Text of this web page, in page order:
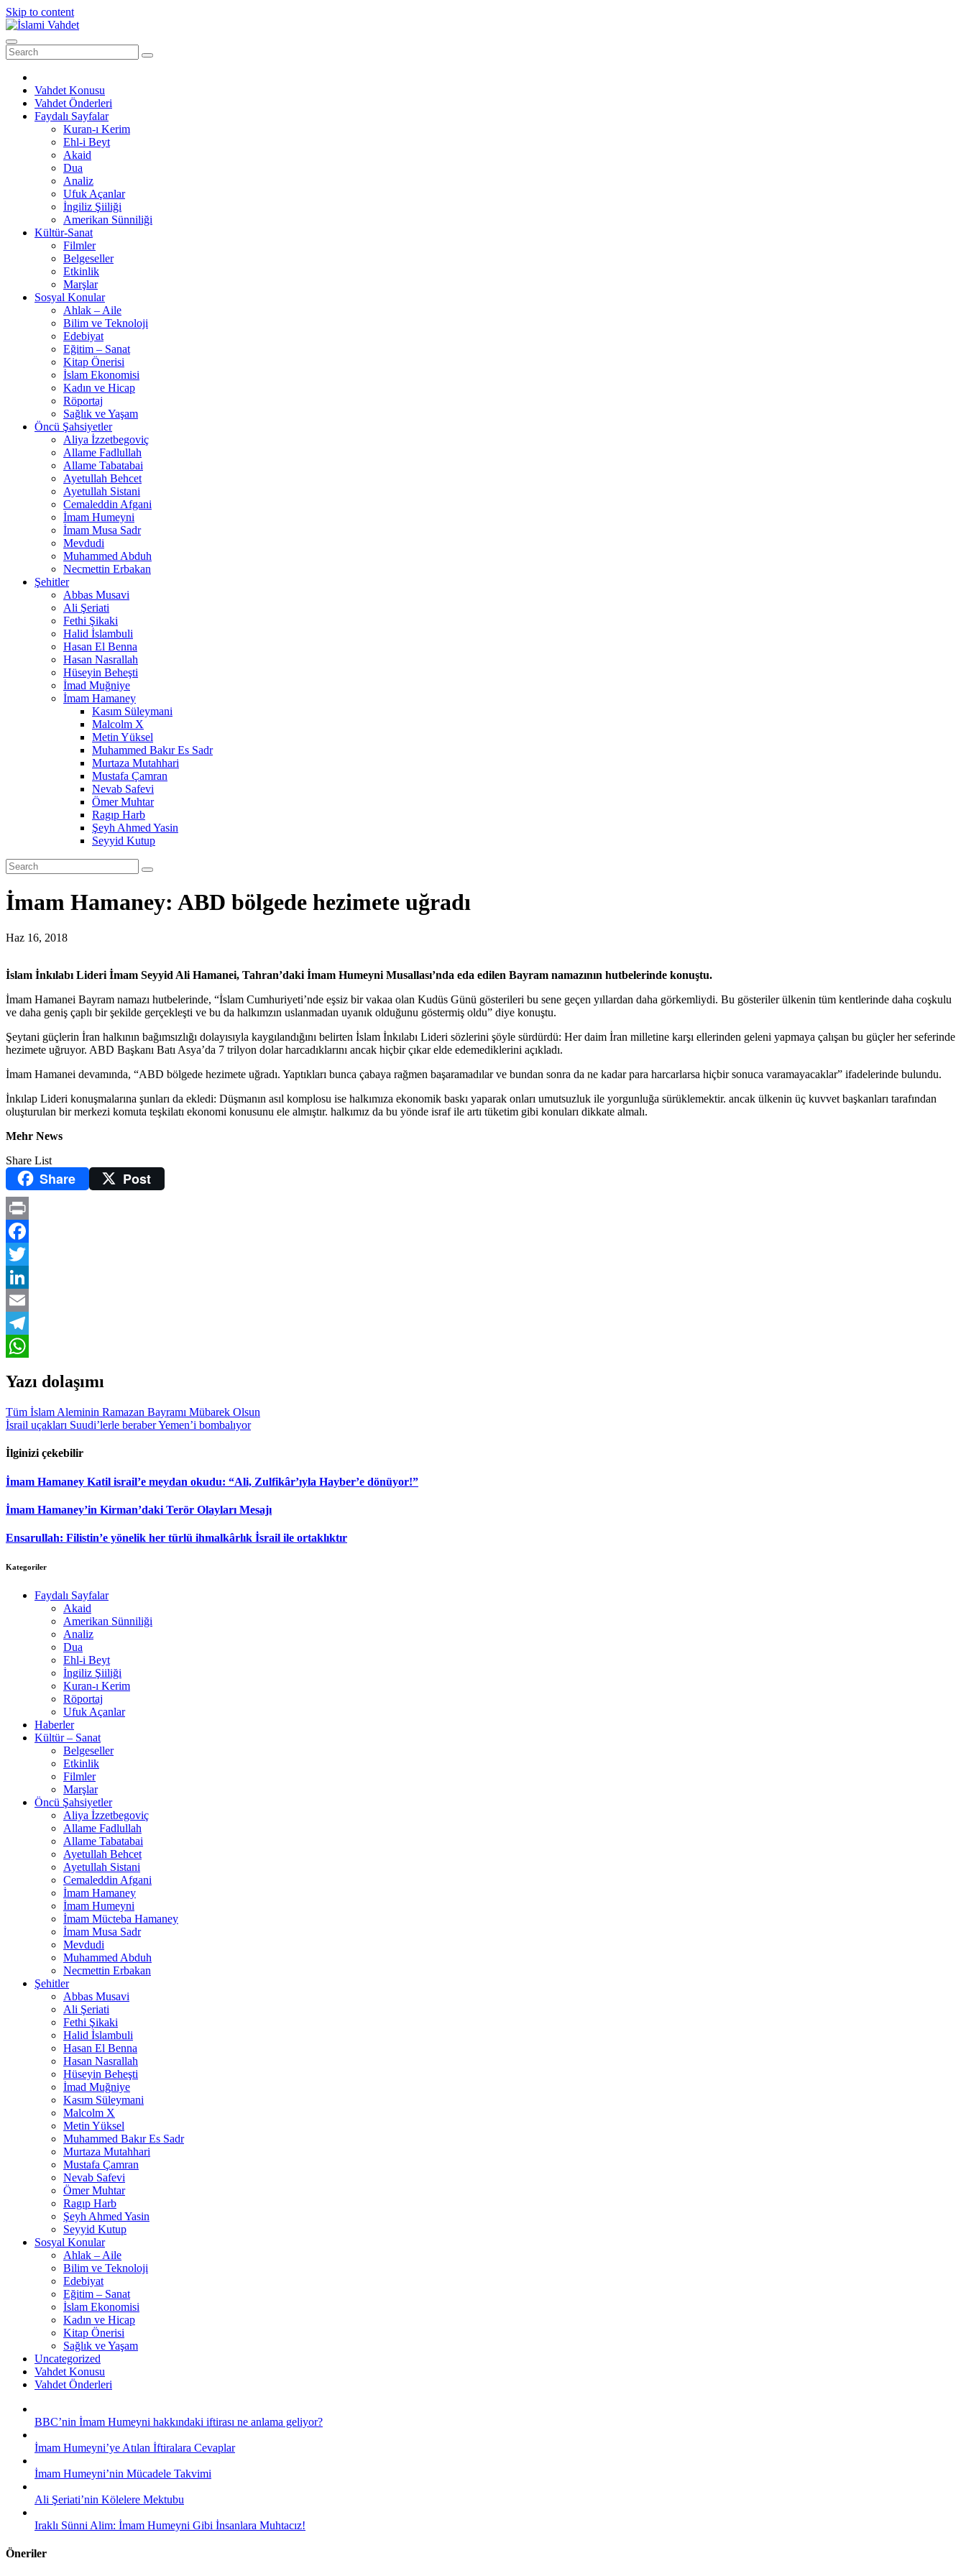
Skip to content
Vahdet Konusu
Vahdet Önderleri
Faydalı Sayfalar
Kuran-ı Kerim
Ehl-i Beyt
Akaid
Dua
Analiz
Ufuk Açanlar
İngiliz Şiiliği
Amerikan Sünniliği
Kültür-Sanat
Filmler
Belgeseller
Etkinlik
Marşlar
Sosyal Konular
Ahlak – Aile
Bilim ve Teknoloji
Edebiyat
Eğitim – Sanat
Kitap Önerisi
İslam Ekonomisi
Kadın ve Hicap
Röportaj
Sağlık ve Yaşam
Öncü Şahsiyetler
Aliya İzzetbegoviç
Allame Fadlullah
Allame Tabatabai
Ayetullah Behcet
Ayetullah Sistani
Cemaleddin Afgani
İmam Humeyni
İmam Musa Sadr
Mevdudi
Muhammed Abduh
Necmettin Erbakan
Şehitler
Abbas Musavi
Ali Şeriati
Fethi Şikaki
Halid İslambuli
Hasan El Benna
Hasan Nasrallah
Hüseyin Beheşti
İmad Muğniye
İmam Hamaney
Kasım Süleymani
Malcolm X
Metin Yüksel
Muhammed Bakır Es Sadr
Murtaza Mutahhari
Mustafa Çamran
Nevab Safevi
Ömer Muhtar
Ragıp Harb
Şeyh Ahmed Yasin
Seyyid Kutup
İmam Hamaney: ABD bölgede hezimete uğradı
Haz 16, 2018
İslam İnkılabı Lideri İmam Seyyid Ali Hamanei, Tahran’daki İmam Humeyni Musallası’nda eda edilen Bayram namazının hutbelerinde konuştu.
İmam Hamanei Bayram namazı hutbelerinde, “İslam Cumhuriyeti’nde eşsiz bir vakaa olan Kudüs Günü gösterileri bu sene geçen yıllardan daha görkemliydi. Bu gösteriler ülkenin tüm kentlerinde daha coşkulu
ve daha geniş çaplı bir şekilde gerçekleşti ve bu da halkımzın uslanmadan uyanık olduğunu göstermiş oldu” diye konuştu.
Şeytani güçlerin İran halkının bağımsızlığı dolayısıyla kaygılandığını belirten İslam İnkılabı Lideri sözlerini şöyle sürdürdü: Her daim İran milletine karşı ellerinden geleni yapmaya çalışan bu güçler her seferinde
hezimete uğruyor. ABD Başkanı Batı Asya’da 7 trilyon dolar harcadıklarını ancak hiçbir çıkar elde edemediklerini açıkladı.
İmam Hamanei devamında, “ABD bölgede hezimete uğradı. Yaptıkları bunca çabaya rağmen başaramadılar ve bundan sonra da ne kadar para harcarlarsa hiçbir sonuca varamayacaklar” ifadelerinde bulundu.
İnkılap Lideri konuşmalarına şunları da ekledi: Düşmanın asıl komplosu ise halkımıza ekonomik baskı yaparak onları umutsuzluk ile yorgunluğa sürüklemektir. ancak ülkenin üç kuvvet başkanları tarafından
oluşturulan bir merkezi komuta teşkilatı ekonomi konusunu ele almıştır. halkımız da bu yönde israf ile artı tüketim gibi konuları dikkate almalı.
Mehr News
Share List
Share Post
Print
Facebook
Twitter
LinkedIn
Email
Telegram
Yazı dolaşımı
Tüm İslam Aleminin Ramazan Bayramı Mübarek Olsun
İsrail uçakları Suudi’lerle beraber Yemen’i bombalıyor
İlginizi çekebilir
İmam Hamaney Katil israil’e meydan okudu: “Ali, Zulfikâr’ıyla Hayber’e dönüyor!”
İmam Hamaney’in Kirman’daki Terör Olayları Mesajı
Ensarullah: Filistin’e yönelik her türlü ihmalkârlık İsrail ile ortaklıktır
Kategoriler
Faydalı Sayfalar
Akaid
Amerikan Sünniliği
Analiz
Dua
Ehl-i Beyt
İngiliz Şiiliği
Kuran-ı Kerim
Röportaj
Ufuk Açanlar
Haberler
Kültür – Sanat
Belgeseller
Etkinlik
Filmler
Marşlar
Öncü Şahsiyetler
Aliya İzzetbegoviç
Allame Fadlullah
Allame Tabatabai
Ayetullah Behcet
Ayetullah Sistani
Cemaleddin Afgani
İmam Hamaney
İmam Humeyni
İmam Mücteba Hamaney
İmam Musa Sadr
Mevdudi
Muhammed Abduh
Necmettin Erbakan
Şehitler
Abbas Musavi
Ali Şeriati
Fethi Şikaki
Halid İslambuli
Hasan El Benna
Hasan Nasrallah
Hüseyin Beheşti
İmad Muğniye
Kasım Süleymani
Malcolm X
Metin Yüksel
Muhammed Bakır Es Sadr
Murtaza Mutahhari
Mustafa Çamran
Nevab Safevi
Ömer Muhtar
Ragıp Harb
Şeyh Ahmed Yasin
Seyyid Kutup
Sosyal Konular
Ahlak – Aile
Bilim ve Teknoloji
Edebiyat
Eğitim – Sanat
İslam Ekonomisi
Kadın ve Hicap
Kitap Önerisi
Sağlık ve Yaşam
Uncategorized
Vahdet Konusu
Vahdet Önderleri
BBC’nin İmam Humeyni hakkındaki iftirası ne anlama geliyor?
İmam Humeyni’ye Atılan İftiralara Cevaplar
İmam Humeyni’nin Mücadele Takvimi
Ali Şeriati’nin Kölelere Mektubu
Iraklı Sünni Alim: İmam Humeyni Gibi İnsanlara Muhtacız!
Öneriler